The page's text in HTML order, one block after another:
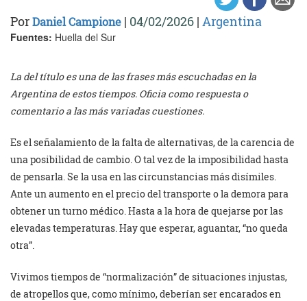
PorDaniel Campione | 04/02/2026 | Argentina
Fuentes: Huella del Sur
La del título es una de las frases más escuchadas en la
Argentina de estos tiempos. Oficia como respuesta o
comentario a las más variadas cuestiones.
Es el señalamiento de la falta de alternativas, de la carencia de
una posibilidad de cambio. O tal vez de la imposibilidad hasta
de pensarla. Se la usa en las circunstancias más disímiles.
Ante un aumento en el precio del transporte o la demora para
obtener un turno médico. Hasta a la hora de quejarse por las
elevadas temperaturas. Hay que esperar, aguantar, “no queda
otra”.
Vivimos tiempos de “normalización” de situaciones injustas,
de atropellos que, como mínimo, deberían ser encarados en